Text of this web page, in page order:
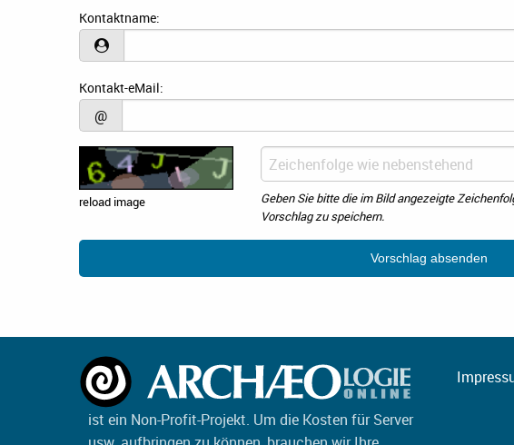
Kontaktname:
Kontakt-eMail:
@
reload image
Geben Sie bitte die im Bild angezeigte
Vorschlag zu speichern.
ist ein Non-Profit-Projekt. Um die Kosten für Server